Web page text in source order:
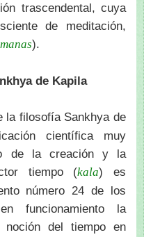
trascendental, cuya
de meditación,
manas).
de Kapila
la filosofía Sankhya de
científica muy
de la creación y la
tiempo (kala) es
número 24 de los
funcionamiento la
noción del tiempo en